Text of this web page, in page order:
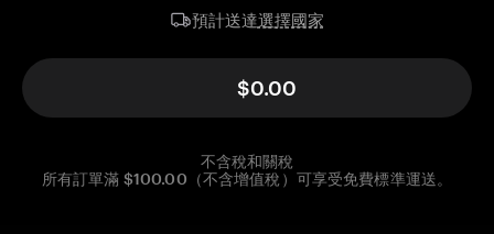
預計送達選擇國家
$0.00
不含稅和關稅
所有訂單滿 $100.00（不含增值稅）可享受免費標準運送。